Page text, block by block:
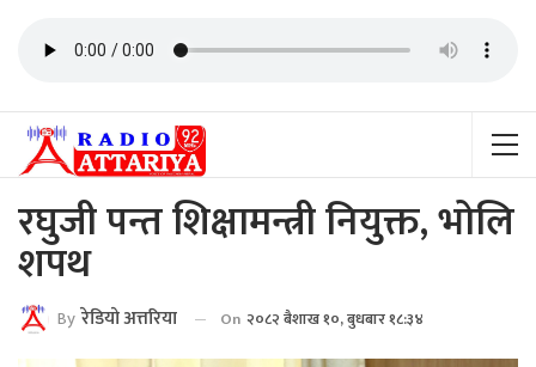
रघुजी पन्त शिक्षामन्त्री नियुक्त, भोलि
शपथ
By रेडियाे अत्तरिया On २०८२ बैशाख १०, बुधबार १८:३४